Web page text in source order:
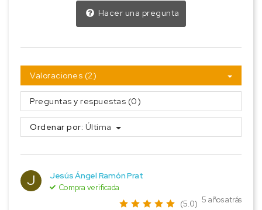
Hacer una pregunta
Valoraciones (2)
Preguntas y respuestas (0)
Ordenar por: Última
J Jesús Ángel Ramón Prat
Compra verificada
(5.0) 5 años atrás